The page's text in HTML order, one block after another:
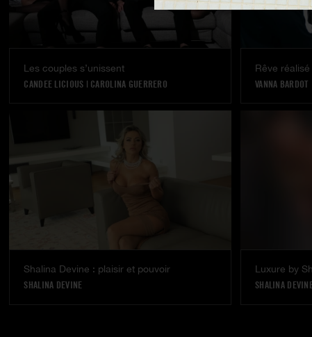
Les couples s’unissent
CANDEE LICIOUS | CAROLINA GUERRERO
Rêve réalisé
VANNA BARDOT
Shalina Devine : plaisir et pouvoir
SHALINA DEVINE
Luxure by
SHALINA